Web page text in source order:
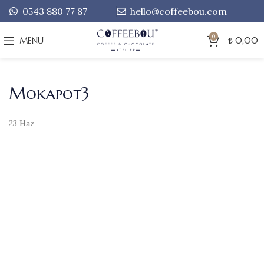
0543 880 77 87 hello@coffeebou.com
MENU 0 ₺ 0,00
Mokapot3
23 Haz